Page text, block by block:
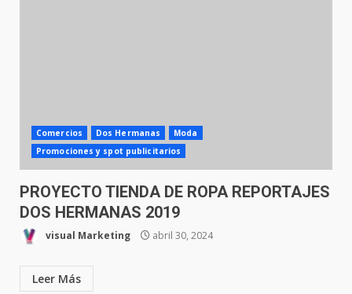
Comercios Dos Hermanas
Moda
Promociones y spot publicitarios
PROYECTO TIENDA DE ROPA REPORTAJES
DOS HERMANAS 2019
visual Marketing abril 30, 2024
Leer Más